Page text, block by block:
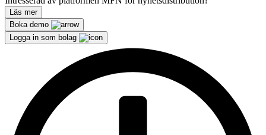
Läs mer
Boka demo
Logga in som bolag